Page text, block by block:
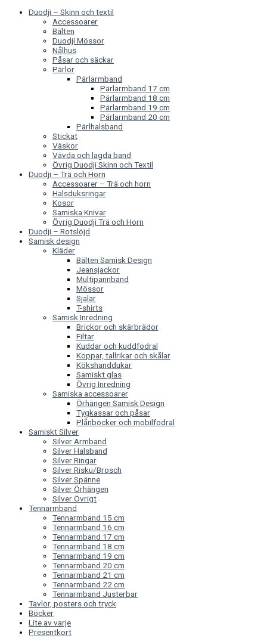
Duodji – Skinn och textil
Accessoarer
Bälten
Duodji Mössor
Nålhus
Påsar och säckar
Pärlor
Pärlarmband
Pärlarmband 17 cm
Pärlarmband 18 cm
Pärlarmband 19 cm
Pärlarmband 20 cm
Pärlhalsband
Stickat
Väskor
Vävda och lagda band
Övrig Duodji Skinn och Textil
Duodji – Trä och Horn
Accessoarer – Trä och horn
Halsduksringar
Kosor
Samiska Knivar
Övrig Duodji Trä och Horn
Duodji – Rotslöjd
Samisk design
Kläder
Bälten Samisk Design
Jeansjackor
Multipannband
Mössor
Sjalar
T-shirts
Samisk Inredning
Brickor och skärbrädor
Filtar
Kuddar och kuddfodral
Koppar, tallrikar och skålar
Kökshanddukar
Samiskt glas
Övrig Inredning
Samiska accessoarer
Örhängen Samisk Design
Tygkassar och påsar
Plånböcker och mobilfodral
Samiskt Silver
Silver Armband
Silver Halsband
Silver Ringar
Silver Risku/Brosch
Silver Spänne
Silver Örhängen
Silver Övrigt
Tennarmband
Tennarmband 15 cm
Tennarmband 16 cm
Tennarmband 17 cm
Tennarmband 18 cm
Tennarmband 19 cm
Tennarmband 20 cm
Tennarmband 21 cm
Tennarmband 22 cm
Tennarmband Justerbar
Tavlor, posters och tryck
Böcker
Lite av varje
Presentkort